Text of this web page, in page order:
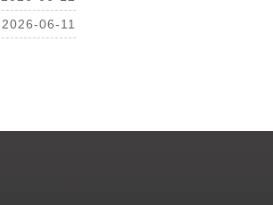
2026-06-11